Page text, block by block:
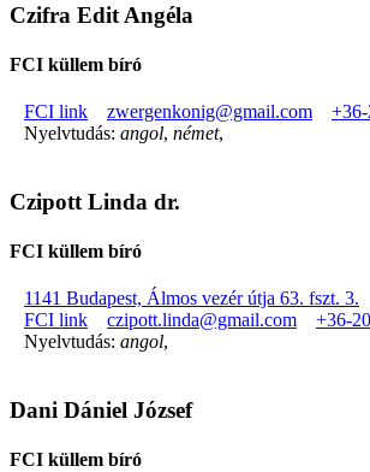
Czifra Edit Angéla
FCI küllem bíró
FCI link zwergenkonig@gmail.com
Nyelvtudás: angol, német,
Czipott Linda dr.
FCI küllem bíró
1141 Budapest, Álmos vezér útja 63. fszt. 3.
FCI link
czipott.linda@gmail.com
+36-
Nyelvtudás: angol,
Dani Dániel József
FCI küllem bíró